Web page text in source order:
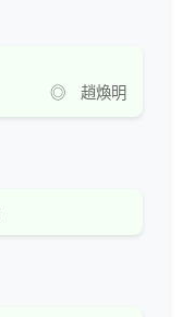
◎ 趙煥明